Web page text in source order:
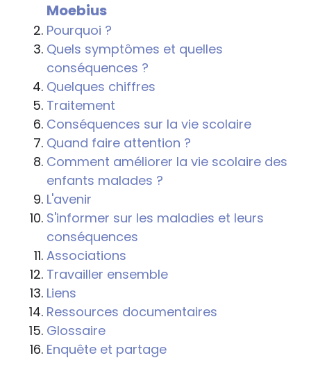
Moebius
Pourquoi ?
Quels symptômes et quelles
conséquences ?
Quelques chiffres
Traitement
Conséquences sur la vie scolaire
Quand faire attention ?
Comment améliorer la vie scolaire des
enfants malades ?
L'avenir
S'informer sur les maladies et leurs
conséquences
Associations
Travailler ensemble
Liens
Ressources documentaires
Glossaire
Enquête et partage